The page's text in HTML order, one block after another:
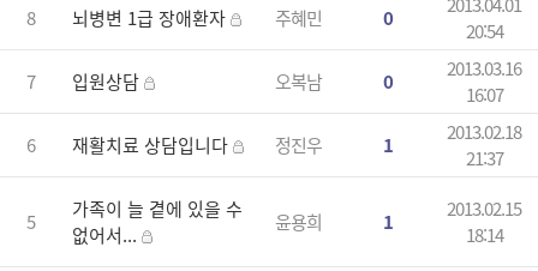
8
뇌병변 1급 장애환자 주혜민 0
20:54
7
입원상담 오복남 0
2013.03.16
16:07
6
재활치료 상담입니다 정진우 1
2013.02.18
21:37
5
가족이 늘 곁에 있을 수
없어서...
윤용희 1
2013.02.15
18:14